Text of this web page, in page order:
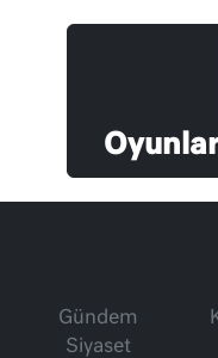
Gündem
Siyaset